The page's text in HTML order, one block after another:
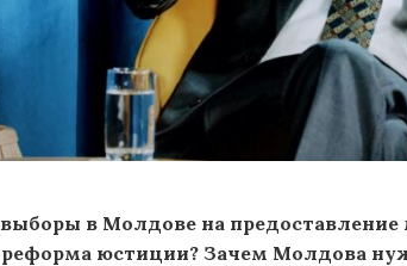
в Молдове на
юстиции? Зачем Молдова